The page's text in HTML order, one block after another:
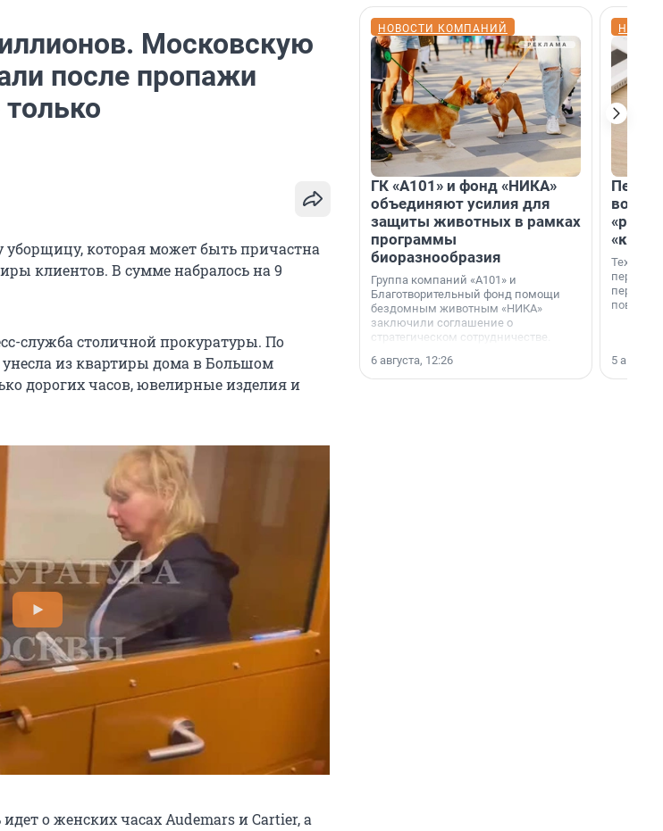
Московскую
после пропажи
которая может быть причастна
клиентов. В сумме набралось на 9
служба столичной прокуратуры. По
из квартиры дома в Большом
дорогих часов, ювелирные изделия и
о женских часах Audemars и Cartier, а
НОВОСТИ КОМПАНИЙ
ГК «А101» и фонд «НИКА»
объединяют усилия для
защиты животных в рамках
программы
биоразнообразия
Группа компаний «А101» и
Благотворительный фонд помощи
бездомным животным «НИКА»
заключили соглашение о
стратегическом сотрудничестве.
6 августа, 12:26
5